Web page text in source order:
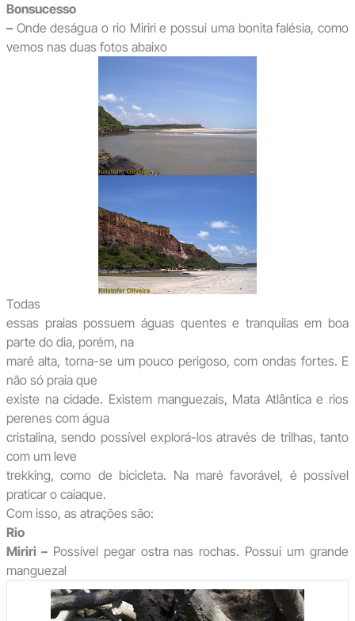
Bonsucesso
–Onde deságua o rio Miriri e possui uma bonita falésia, como
vemos nas duas fotos abaixo
Todas
essas praias possuem águas quentes e tranquilas em boa
parte do dia, porém, na
maré alta, torna-se um pouco perigoso, com ondas fortes. E
não só praia que
existe na cidade. Existem manguezais, Mata Atlântica e rios
perenes com água
cristalina, sendo possível explorá-los através de trilhas, tanto
com um leve
trekking, como de bicicleta. Na maré favorável, é possível
praticar o caiaque.
Com isso, as atrações são:
Rio
Miriri –Possível pegar ostra nas rochas. Possui um grande
manguezal